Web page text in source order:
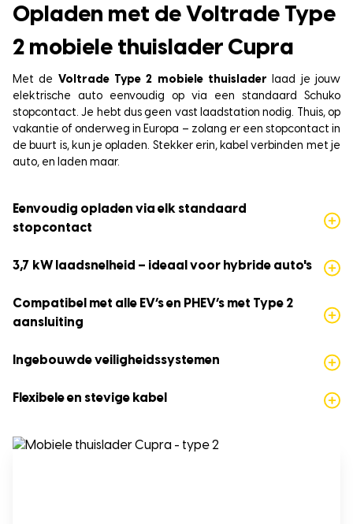
Opladen met de Voltrade Type
2 mobiele thuislader Cupra
Met de Voltrade Type 2 mobiele thuisladerlaad je jouw
elektrische auto eenvoudig op via een standaard Schuko
stopcontact. Je hebt dus geen vast laadstation nodig. Thuis, op
vakantie of onderweg in Europa – zolang er een stopcontact in
de buurt is, kun je opladen. Stekker erin, kabel verbinden met je
auto, en laden maar.
Eenvoudig opladen via elk standaard
stopcontact
3,7 kW laadsnelheid – ideaal voor hybride auto's
Compatibel met alle EV’s en PHEV’s met Type 2
aansluiting
Ingebouwde veiligheidssystemen
Flexibele en stevige kabel